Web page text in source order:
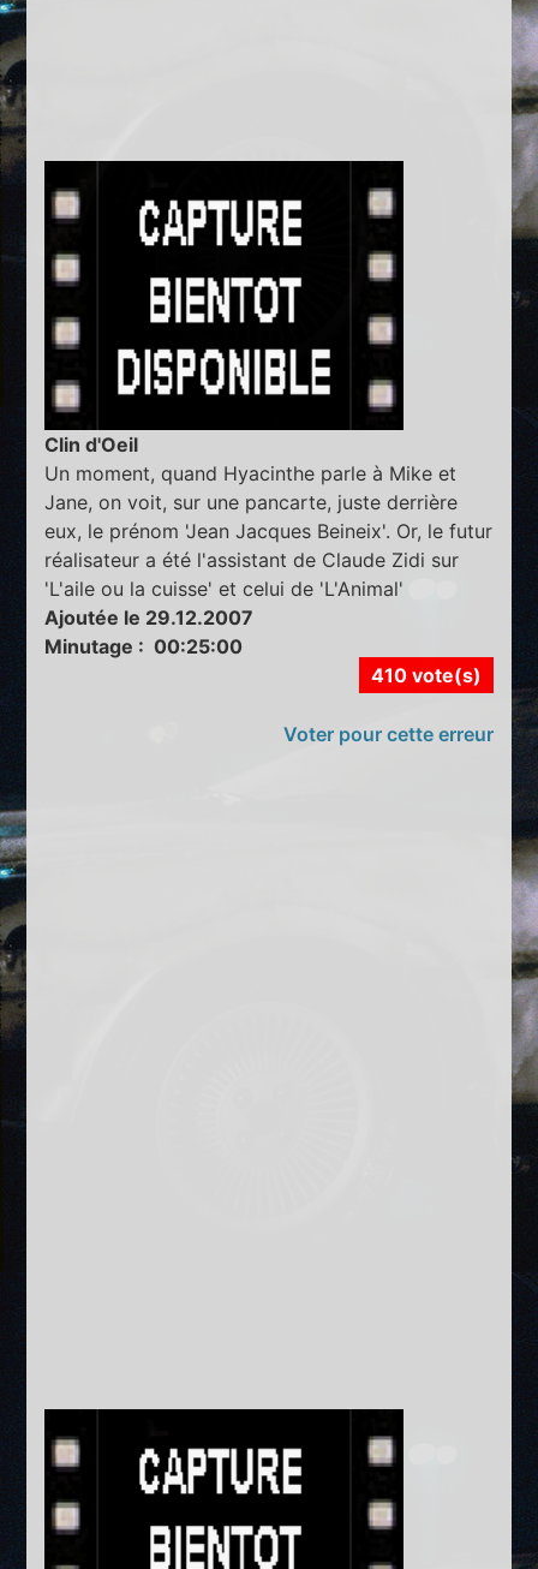
Clin d'Oeil
Un moment, quand Hyacinthe parle à Mike et
Jane, on voit, sur une pancarte, juste derrière
eux, le prénom 'Jean Jacques Beineix'. Or, le futur
réalisateur a été l'assistant de Claude Zidi sur
'L'aile ou la cuisse' et celui de 'L'Animal'
Ajoutée le 29.12.2007
Minutage : 00:25:00
410 vote(s)
Voter pour cette erreur